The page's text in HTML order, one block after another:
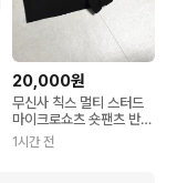
20,000원
무신사 칙스 멀티 스터드
마이크로쇼츠 숏팬츠 반바
지 블랙 S
1시간 전